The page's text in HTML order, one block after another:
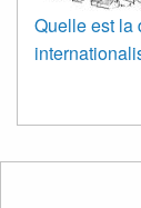
Quelle est la